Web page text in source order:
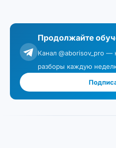
Продолжайте
Канал @aborisov_pro —
разборы каждую